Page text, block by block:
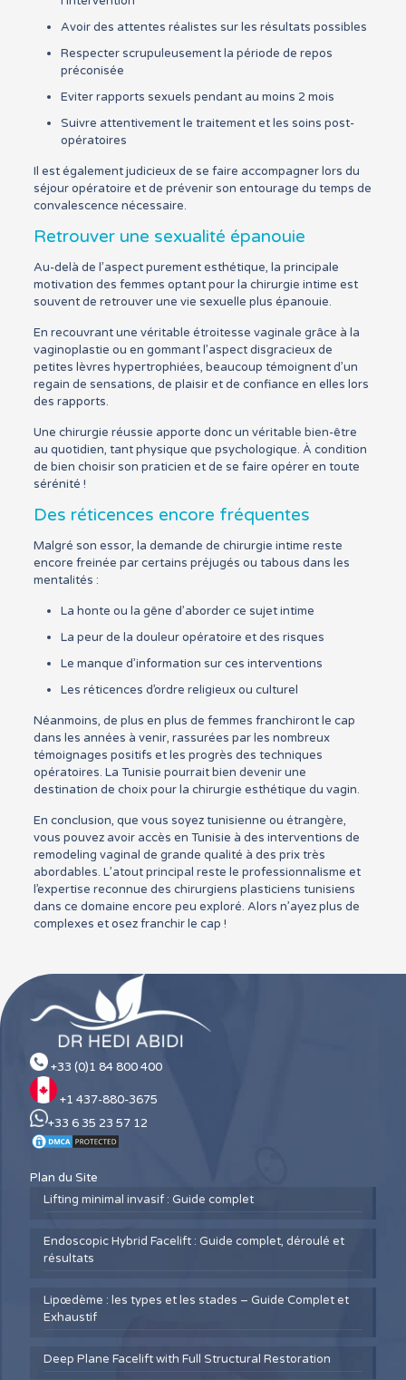
Avoir des attentes réalistes sur les résultats possibles
Respecter scrupuleusement la période de repos
préconisée
Eviter rapports sexuels pendant au moins 2 mois
Suivre attentivement le traitement et les soins post-
opératoires
Il est également judicieux de se faire accompagner lors du
séjour opératoire et de prévenir son entourage du temps de
convalescence nécessaire.
Retrouver une sexualité épanouie
Au-delà de l’aspect purement esthétique, la principale
motivation des femmes optant pour la chirurgie intime est
souvent de retrouver une vie sexuelle plus épanouie.
En recouvrant une véritable étroitesse vaginale grâce à la
vaginoplastie ou en gommant l’aspect disgracieux de
petites lèvres hypertrophiées, beaucoup témoignent d’un
regain de sensations, de plaisir et de confiance en elles lors
des rapports.
Une chirurgie réussie apporte donc un véritable bien-être
au quotidien, tant physique que psychologique. À condition
de bien choisir son praticien et de se faire opérer en toute
sérénité !
Des réticences encore fréquentes
Malgré son essor, la demande de chirurgie intime reste
encore freinée par certains préjugés ou tabous dans les
mentalités :
La honte ou la gêne d’aborder ce sujet intime
La peur de la douleur opératoire et des risques
Le manque d’information sur ces interventions
Les réticences d’ordre religieux ou culturel
Néanmoins, de plus en plus de femmes franchiront le cap
dans les années à venir, rassurées par les nombreux
témoignages positifs et les progrès des techniques
opératoires. La Tunisie pourrait bien devenir une
destination de choix pour la chirurgie esthétique du vagin.
En conclusion, que vous soyez tunisienne ou étrangère,
vous pouvez avoir accès en Tunisie à des interventions de
remodeling vaginal de grande qualité à des prix très
abordables. L’atout principal reste le professionnalisme et
l’expertise reconnue des chirurgiens plasticiens tunisiens
dans ce domaine encore peu exploré. Alors n’ayez plus de
complexes et osez franchir le cap !
+33 (0)1 84 800 400
+1 437-880-3675
+33 6 35 23 57 12
Plan du Site
Lifting minimal invasif : Guide complet
Endoscopic Hybrid Facelift : Guide complet, déroulé et
résultats
Lipœdème : les types et les stades – Guide Complet et
Exhaustif
Deep Plane Facelift with Full Structural Restoration